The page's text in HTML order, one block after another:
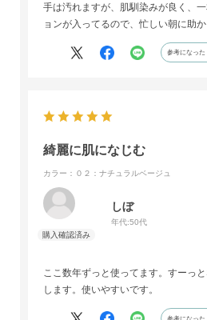
手は汚れますが、肌馴染みが良く、
ョンが入ってるので、忙しい朝に助か
参考になった
綺麗に肌になじむ
カラー：０２：ナチュラルベージュ
しぼ
年代:50代
ここ数年ずっと使ってます。すーっ
します。使いやすいです。